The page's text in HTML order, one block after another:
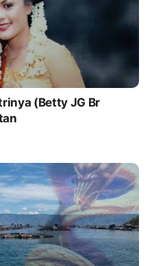
(Betty JG Br